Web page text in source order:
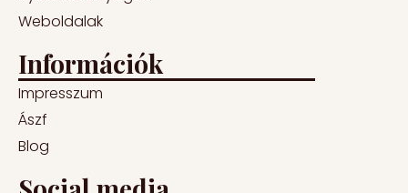
Weboldalak
Információk
Impresszum
Ászf
Blog